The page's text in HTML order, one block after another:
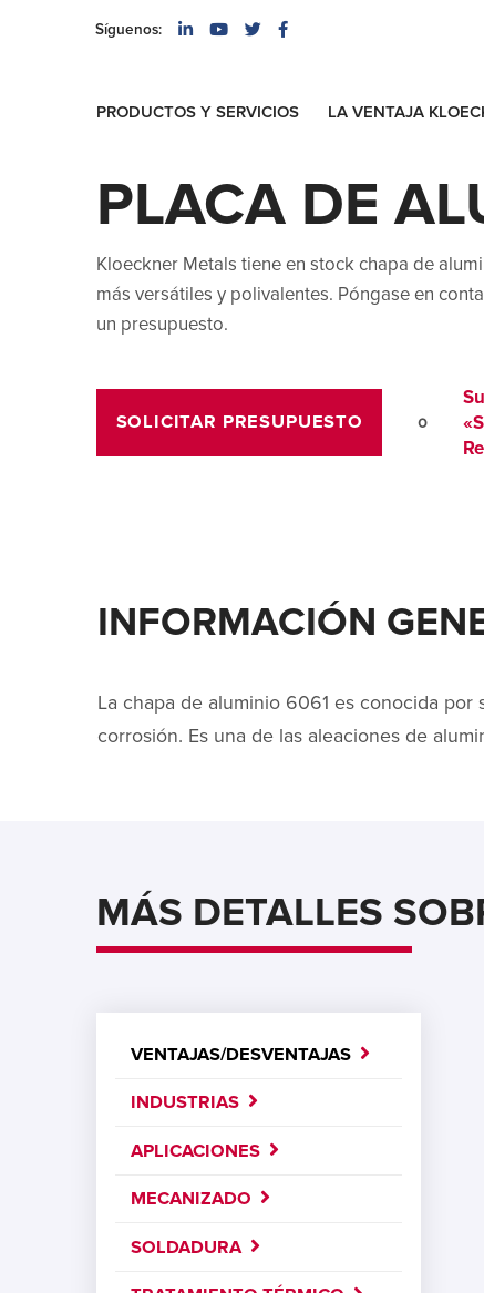
Síguenos:
PRODUCTOS Y SERVICIOS LA VENTAJA
PLACA DE
Kloeckner Metals tiene en stock chapa de
más versátiles y polivalentes. Póngase en
un presupuesto.
SOLICITAR PRESUPUESTO o
INFORMACIÓN
La chapa de aluminio 6061 es conocida
corrosión. Es una de las aleaciones de
MÁS DETALLES
VENTAJAS/DESVENTAJAS
INDUSTRIAS
APLICACIONES
MECANIZADO
SOLDADURA